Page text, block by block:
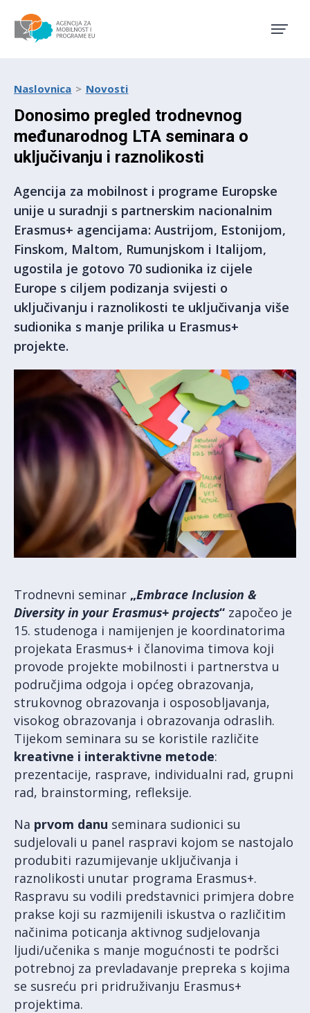
Naslovnica Novosti
Donosimo pregled trodnevnog
međunarodnog LTA seminara o
uključivanju i raznolikosti
Agencija za mobilnost i programe Europske
unije u suradnji s partnerskim nacionalnim
Erasmus+ agencijama: Austrijom, Estonijom,
Finskom, Maltom, Rumunjskom i Italijom,
ugostila je gotovo 70 sudionika iz cijele
Europe s ciljem podizanja svijesti o
uključivanju i raznolikosti te uključivanja više
sudionika s manje prilika u Erasmus+
projekte.
Trodnevni seminar „Embrace Inclusion &
Diversity in your Erasmus+ projects“ započeo je
15. studenoga i namijenjen je koordinatorima
projekata Erasmus+ i članovima timova koji
provode projekte mobilnosti i partnerstva u
područjima odgoja i općeg obrazovanja,
strukovnog obrazovanja i osposobljavanja,
visokog obrazovanja i obrazovanja odraslih.
Tijekom seminara su se koristile različite
kreativne i interaktivne metode:
prezentacije, rasprave, individualni rad, grupni
rad, brainstorming, refleksije.
Na prvom danu seminara sudionici su
sudjelovali u panel raspravi kojom se nastojalo
produbiti razumijevanje uključivanja i
raznolikosti unutar programa Erasmus+.
Raspravu su vodili predstavnici primjera dobre
prakse koji su razmijenili iskustva o različitim
načinima poticanja aktivnog sudjelovanja
ljudi/učenika s manje mogućnosti te podršci
potrebnoj za prevladavanje prepreka s kojima
se susreću pri pridruživanju Erasmus+
projektima.